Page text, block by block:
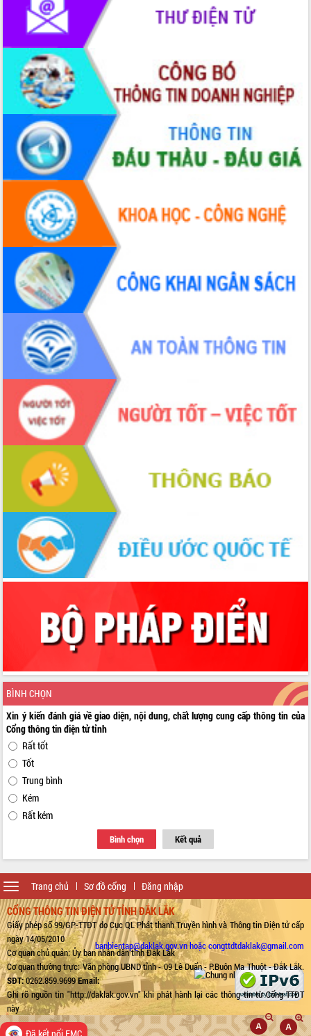
BÌNH CHỌN
Xin ý kiến đánh giá về giao diện, nội dung, chất lượng cung cấp thông tin của
Cổng thông tin điện tử tỉnh
Rất tốt
Tốt
Trung bình
Kém
Rất kém
Bình chọn Kết quả
Trang chủ Sơ đồ cổng Đăng nhập
Toggle
navigation
CỔNG THÔNG TIN ĐIỆN TỬ TỈNH ĐẮK LẮK
Giấy phép số 99/GP-TTĐT do Cục QL Phát thanh Truyền hình và Thông tin Điện tử cấp
ngày 14/05/2010
Cơ quan chủ quản: Ủy ban nhân dân tỉnh Đắk Lắk
Cơ quan thường trực: Văn phòng UBND tỉnh - 09 Lê Duẩn - P.Buôn Ma Thuột - Đắk Lắk.
SĐT:0262.859.9699Email:
banbientap@daklak.gov.vn hoặc congttdtdaklak@gmail.com
Ghi rõ nguồn tin "http://daklak.gov.vn" khi phát hành lại các thông tin từ Cổng TTĐT
này